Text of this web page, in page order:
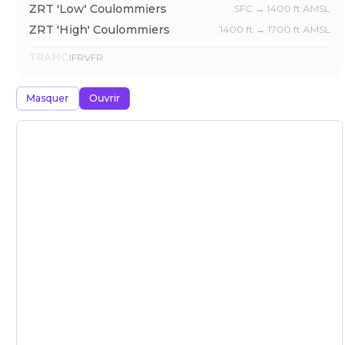
ZRT 'Low' Coulommiers SFC → 1400 ft AMSL
ZRT 'High' Coulommiers 1400 ft → 1700 ft AMSL
TRAFIC IFRVFR
Masquer Ouvrir